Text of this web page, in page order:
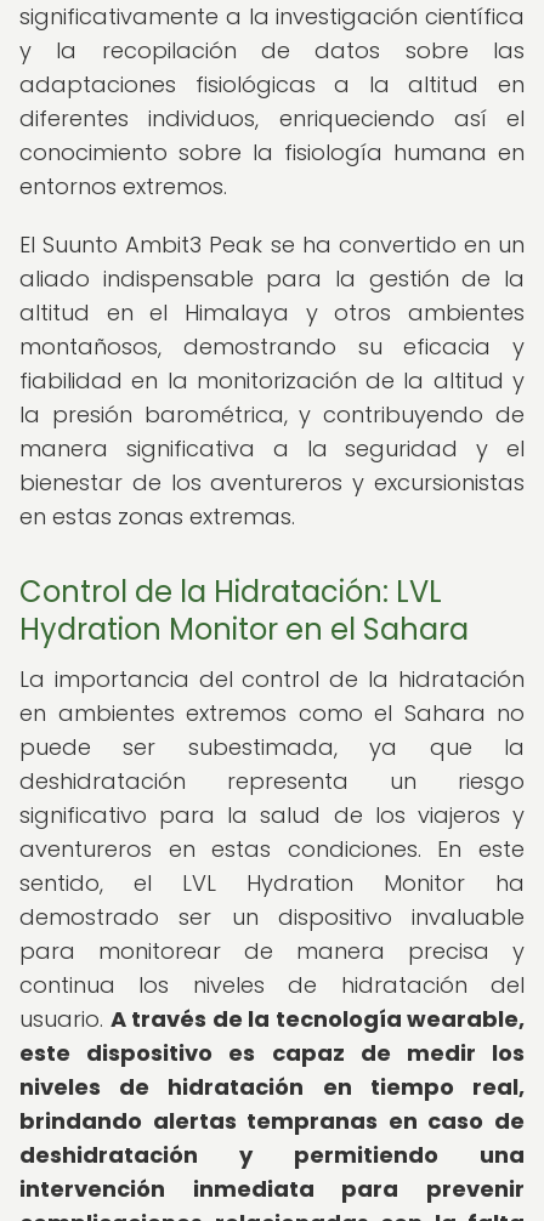
significativamente a la investigación científica
y la recopilación de datos sobre las
adaptaciones fisiológicas a la altitud en
diferentes individuos, enriqueciendo así el
conocimiento sobre la fisiología humana en
entornos extremos.
El Suunto Ambit3 Peak se ha convertido en un
aliado indispensable para la gestión de la
altitud en el Himalaya y otros ambientes
montañosos, demostrando su eficacia y
fiabilidad en la monitorización de la altitud y
la presión barométrica, y contribuyendo de
manera significativa a la seguridad y el
bienestar de los aventureros y excursionistas
en estas zonas extremas.
Control de la Hidratación: LVL
Hydration Monitor en el Sahara
La importancia del control de la hidratación
en ambientes extremos como el Sahara no
puede ser subestimada, ya que la
deshidratación representa un riesgo
significativo para la salud de los viajeros y
aventureros en estas condiciones. En este
sentido, el LVL Hydration Monitor ha
demostrado ser un dispositivo invaluable
para monitorear de manera precisa y
continua los niveles de hidratación del
usuario. A través de la tecnología wearable,
este dispositivo es capaz de medir los
niveles de hidratación en tiempo real,
brindando alertas tempranas en caso de
deshidratación y permitiendo una
intervención inmediata para prevenir